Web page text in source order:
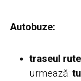
Autobuze:
traseul
urmează: